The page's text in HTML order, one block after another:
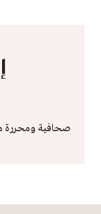
صحافية ومحررة